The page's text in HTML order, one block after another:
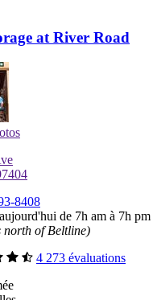
at River Road
8408
de 7h am à 7h pm
north of Beltline)
4 273 évaluations